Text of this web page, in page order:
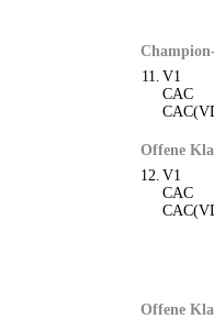
11. V1
CAC
Offene
12. V1
CAC
Offene